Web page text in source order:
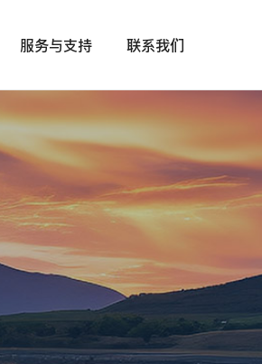
服务与支持 联系我们